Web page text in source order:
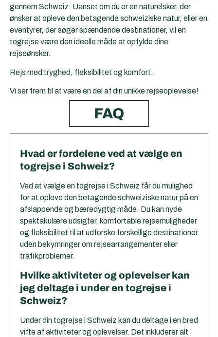
gennem Schweiz. Uanset om du er en naturelsker, der
ønsker at opleve den betagende schweiziske natur, eller en
eventyrer, der søger spændende destinationer, vil en
togrejse være den ideelle måde at opfylde dine
rejseønsker.
Rejs med tryghed, fleksibilitet og komfort.
Vi ser frem til at være en del af din unikke rejseoplevelse!
FAQ
Hvad er fordelene ved at vælge en
togrejse i Schweiz?
Ved at vælge en togrejse i Schweiz får du mulighed
for at opleve den betagende schweiziske natur på en
afslappende og bæredygtig måde. Du kan nyde
spektakulære udsigter, komfortable rejsemuligheder
og fleksibilitet til at udforske forskellige destinationer
uden bekymringer om rejsearrangementer eller
trafikproblemer.
Hvilke aktiviteter og oplevelser kan
jeg deltage i under en togrejse i
Schweiz?
Under din togrejse i Schweiz kan du deltage i en bred
vifte af aktiviteter og oplevelser. Det inkluderer alt